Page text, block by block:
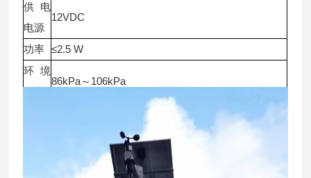
供电
电源
12VDC
功率
≤2.5 W
环境
86kPa～106kPa
10%～95%RH（无凝露）